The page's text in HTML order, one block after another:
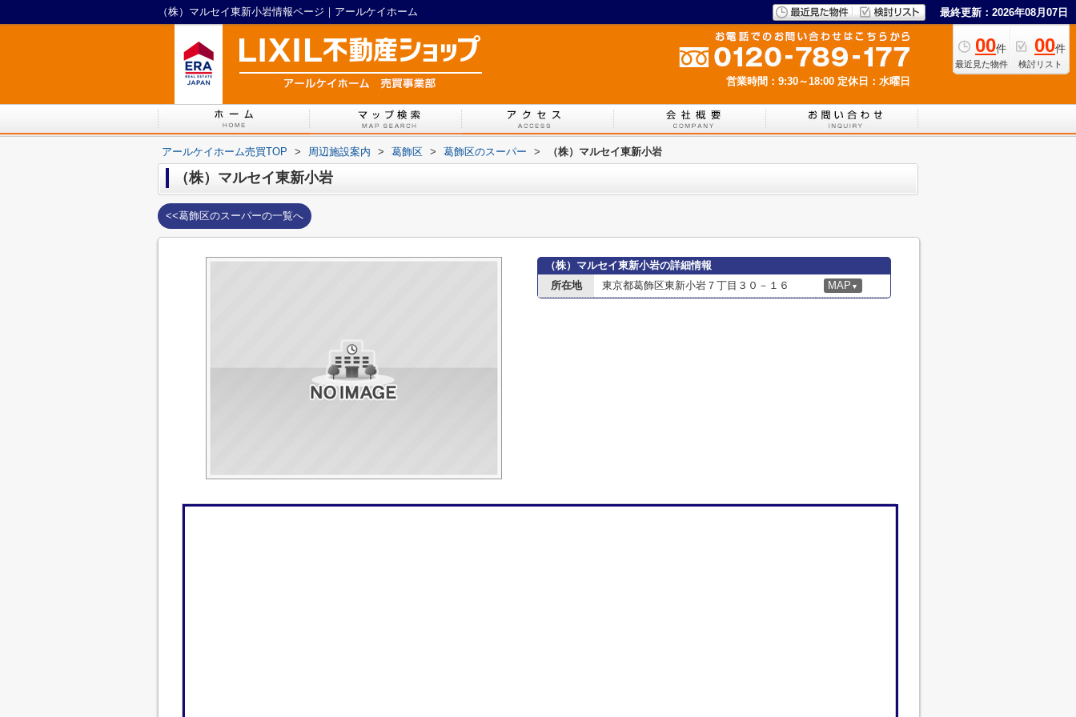
（株）マルセイ東新小岩情報ページ｜アールケイホーム 最終更新：2026年08月07日
00件
最近見た物件
00件
検討リスト
営業時間：9:30～18:00 定休日：水曜日
アールケイホーム売買TOP > 周辺施設案内 > 葛飾区 > 葛飾区のスーパー > （株）マルセイ東新小岩
（株）マルセイ東新小岩
<<葛飾区のスーパーの一覧へ
（株）マルセイ東新小岩の詳細情報
所在地
東京都葛飾区東新小岩７丁目３０－１６ MAP ▼